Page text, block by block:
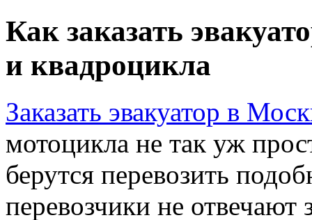
Как заказать
и квадроцикла
Заказать эвакуатор в
мотоцикла не так уж
берутся перевозить
перевозчики не отвечают